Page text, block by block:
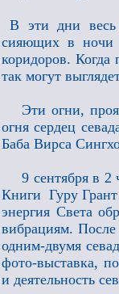
В эти дни весь
сияющих в ночи
коридоров. Когда
так могут
Эти огни,
огня сердец
Баба Вирса
9 сентября в 2
Книги Гуру Грант
энергия Света
вибрациям.
одним-двумя
фото-выставка,
и деятельность